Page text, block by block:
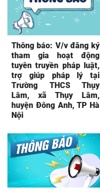
Thông báo: V/v đăng ký
tham gia hoạt động
tuyên truyền pháp luật,
trợ giúp pháp lý tại
Trường THCS Thụy
Lâm, xã Thụy Lâm,
huyện Đông Anh, TP Hà
Nội